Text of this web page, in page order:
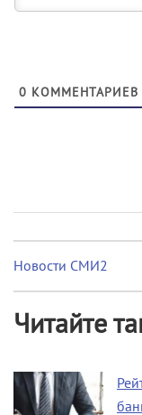
0 КОММЕНТАРИЕВ
Новости СМИ2
Читайте